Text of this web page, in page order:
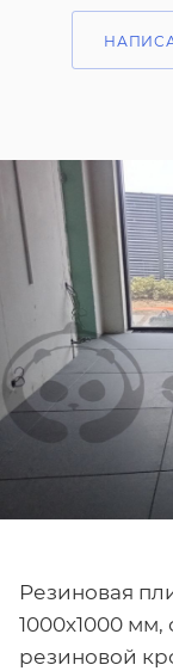
Резиновая
1000x1000
резиновой